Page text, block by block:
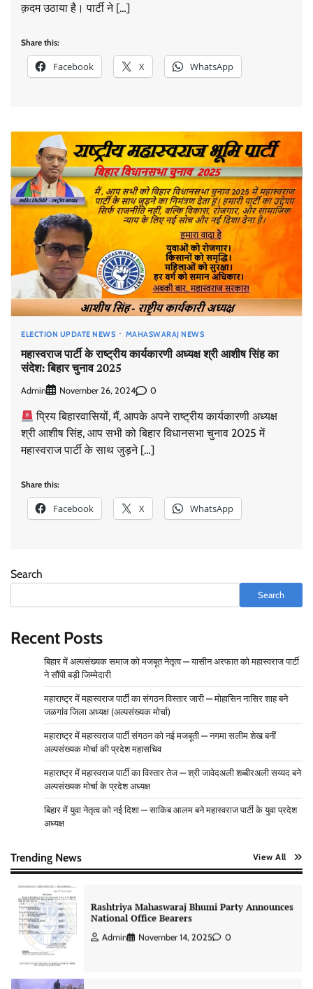
क़दम उठाया है। पार्टी ने […]
Share this:
Facebook X WhatsApp
ELECTION UPDATE NEWS MAHASWARAJ NEWS
महास्वराज पार्टी के राष्ट्रीय कार्यकारणी अध्यक्ष श्री आशीष सिंह का
संदेश: बिहार चुनाव 2025
Admin November 26, 2024 0
प्रिय बिहारवासियों, मैं, आपके अपने राष्ट्रीय कार्यकारणी अध्यक्ष
श्री आशीष सिंह, आप सभी को बिहार विधानसभा चुनाव 2025 में
महास्वराज पार्टी के साथ जुड़ने […]
Share this:
Facebook X WhatsApp
Search
Search
Recent Posts
बिहार में अल्पसंख्यक समाज को मजबूत नेतृत्व — यासीन अरफात को महास्वराज पार्टी
ने सौंपी बड़ी जिम्मेदारी
महाराष्ट्र में महास्वराज पार्टी का संगठन विस्तार जारी — मोहासिन नासिर शाह बने
जळगांव जिला अध्यक्ष (अल्पसंख्यक मोर्चा)
महाराष्ट्र में महास्वराज पार्टी संगठन को नई मजबूती — नगमा सलीम शेख बनीं
अल्पसंख्यक मोर्चा की प्रदेश महासचिव
महाराष्ट्र में महास्वराज पार्टी का विस्तार तेज — श्री जावेदअली शब्बीरअली सय्यद बने
अल्पसंख्यक मोर्चा के प्रदेश अध्यक्ष
बिहार में युवा नेतृत्व को नई दिशा — साकिब आलम बने महास्वराज पार्टी के युवा प्रदेश
अध्यक्ष
Trending News View All
मुंबई से उत्तर प्रदेश तक राजनीतिक विस्तार, महास्वराज पार्टी ने
तेज़ की चुनावी रणनीति
Admin January 1, 2026 0
वार्ड 160 से महास्वराज पार्टी की प्रत्याशी स्वलेहा सिद्दीकी—
नामांकन मंज़ूर, 3 जनवरी को मिलेगा चुनाव चिन्ह
Admin December 31, 2025 0
वार्ड 96 से महास्वराज पार्टी की प्रत्याशी रज़िया बेगम खान का
नामांकन पूरा—इलाके में उत्सव का माहौल
Admin December 31, 2025
Rashtriya Mahaswaraj Bhumi Party Announces
National Office Bearers
Admin November 14, 2025
वार्ड 96 में बदलाव की हुंकार, महास्वराज पार्टी अध्यक्ष समीर
मुंबई से उत्तर प्रदेश तक राजनीतिक विस्तार, महास्वराज पार्टी ने
वार्ड 160 से महास्वराज पार्टी की प्रत्याशी स्वलेहा सिद्दीकी—
नामांकन मंज़ूर, 3 जनवरी को मिलेगा चुनाव चिन्ह
Admin December 31, 2025
वार्ड 96 से महास्वराज पार्टी की प्रत्याशी रज़िया बेगम खान का
नामांकन पूरा—इलाके में उत्सव का माहौल
Admin December 31, 2025
Rashtriya Mahaswaraj Bhumi Party Announces